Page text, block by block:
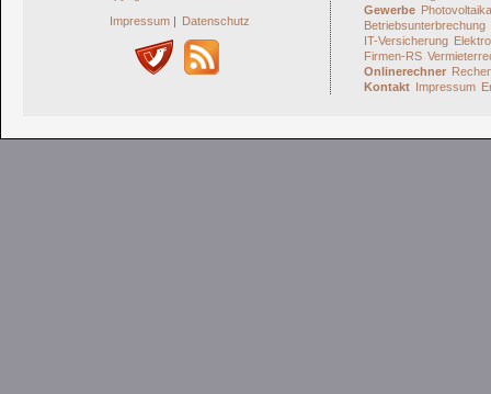
Impressum| Datenschutz
Gewerbe
Betriebsunterbrechung
IT-Versicherung
Firmen-RS
Onlinerechner
Kontakt Impressum